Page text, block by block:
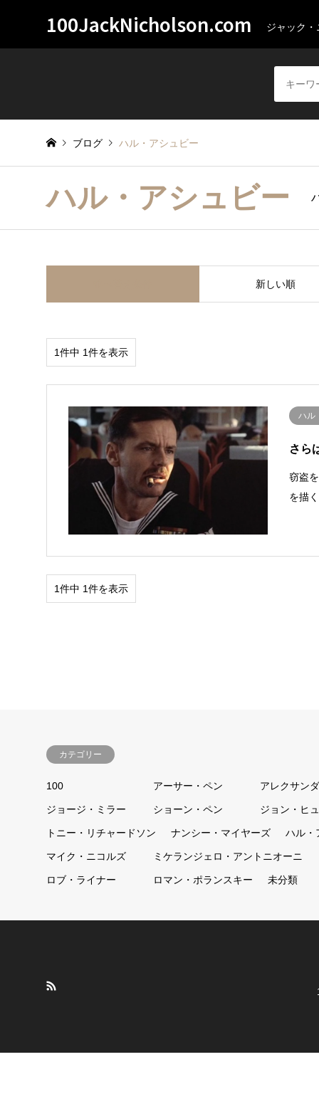
100JackNicholson.com ジャック
ブログ ハル・アシュビー
ハル・アシュビー
新しい順
1件中 1件を表示
ハル
さら
窃盗
を描
1件中 1件を表示
カテゴリー
100 アーサー・ペン アレクサン
ジョージ・ミラー ショーン・ペン ジョン・ヒ
トニー・リチャードソン ナンシー・マイヤーズ ハル・
マイク・ニコルズ ミケランジェロ・アントニオーニ
ロブ・ライナー ロマン・ポランスキー 未分類